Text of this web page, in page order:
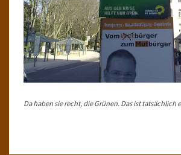
Da haben sie recht, die Grünen. Das ist tatsächlich